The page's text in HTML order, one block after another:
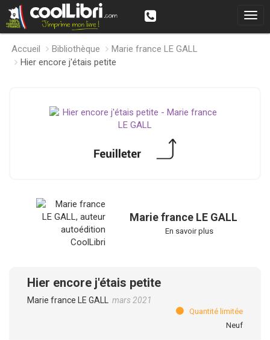
Accueil Bibliothèque
Marie france LE GALL
Hier encore j'étais petite
Marie france LE GALL
En savoir plus
Hier encore j'étais petite
Marie france LE GALL mars 2021
Quantité limitée
Neuf